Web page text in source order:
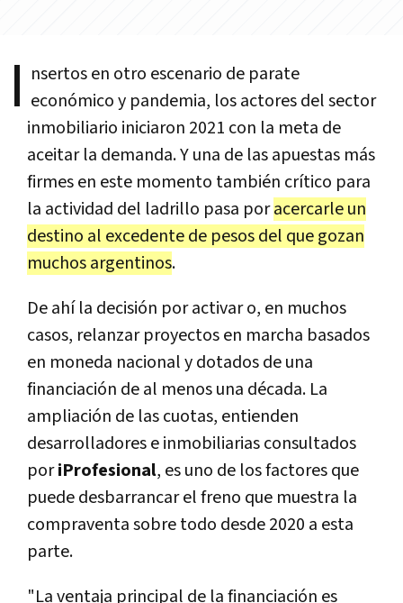
I nsertos en otro escenario de parate
económico y pandemia, los actores del sector
inmobiliario iniciaron 2021 con la meta de
aceitar la demanda. Y una de las apuestas más
firmes en este momento también crítico para
la actividad del ladrillo pasa poracercarle un
destino al excedente de pesos del que gozan
muchos argentinos.
De ahí la decisión por activar o, en muchos
casos, relanzar proyectos en marcha basados
en moneda nacional y dotados de una
financiación de al menos una década. La
ampliación de las cuotas, entienden
desarrolladores e inmobiliarias consultados
poriProfesional, es uno de los factores que
puede desbarrancar el freno que muestra la
compraventa sobre todo desde 2020 a esta
parte.
"La ventaja principal de la financiación es